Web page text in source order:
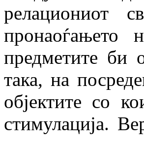
релациониот
пронаоѓањето
предметите би
така, на
објектите со
стимулација.